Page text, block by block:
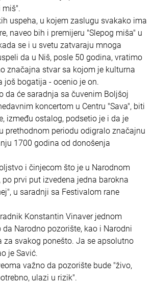
miš".
uspeha, u kojem zaslugu svakako ima
naveo bih i premijeru "Slepog miša" u
se i u svetu zatvaraju mnoga
da u Niš, posle 50 godina, vratimo
značajna stvar sa kojom je kulturna
još bogatija - ocenio je on.
da će saradnja sa čuvenim Boljšoj
koncertom u Centru "Sava", biti
između ostalog, podsetio je i da je
prethodnom periodu odigralo značajnu
1700 godina od donošenja
i činjecom što je u Narodnom
po prvi put izvedena jedna barokna
u saradnji sa Festivalom rane
Konstantin Vinaver jednom
Narodno pozorište, kao i Narodni
za svakog ponešto. Ja se apsolutno
je Savić.
važno da pozorište bude "živo,
ulazi u rizik".